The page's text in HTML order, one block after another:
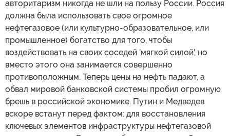
авторитаризм никогда не шли на пользу России. Россия
должна была использовать свое огромное
нефтегазовое (или культурно-образовательное, или
промышленное) богатство для того, чтобы
воздействовать на своих соседей 'мягкой силой', но
вместо этого она занимается совершенно
противоположным. Теперь цены на нефть падают, а
обвал мировой банковской системы пробил огромную
брешь в российской экономике. Путин и Медведев
вскоре встанут перед фактом: для восстановления
ключевых элементов инфраструктуры нефтегазовой